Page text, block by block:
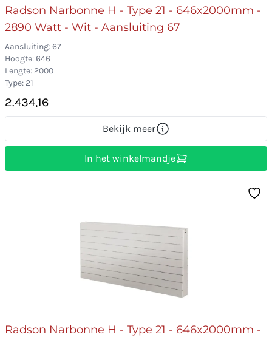
Radson Narbonne H - Type 21 - 646x2000mm -
2890 Watt - Wit - Aansluiting 67
Aansluiting: 67
Hoogte: 646
Lengte: 2000
Type: 21
2.434,16
Bekijk meer
In het winkelmandje
Radson Narbonne H - Type 21 - 646x2000mm -